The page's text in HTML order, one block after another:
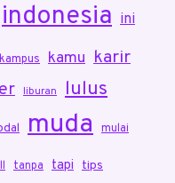
indonesia ini
kampus kamu karir
liburan lulus
muda mulai
tanpa tapi tips